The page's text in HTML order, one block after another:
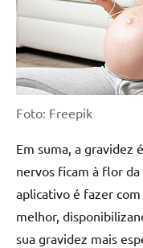
Foto: Freepik
Em suma, a gravidez
nervos ficam à flor
aplicativo é fazer
melhor,
sua gravidez mais